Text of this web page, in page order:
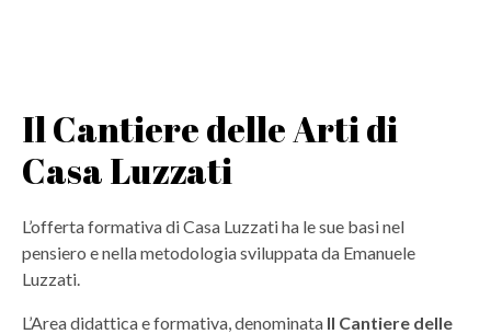
Il Cantiere delle Arti di
Casa Luzzati
L’offerta formativa di Casa Luzzati ha le sue basi nel
pensiero e nella metodologia sviluppata da Emanuele
Luzzati.
L’Area didattica e formativa, denominata Il Cantiere delle